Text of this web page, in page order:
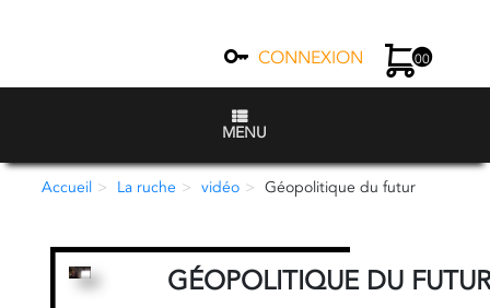
CONNEXION 00
MENU
Accueil La ruche vidéo Géopolitique du futur
GÉOPOLITIQUE DU FUTUR